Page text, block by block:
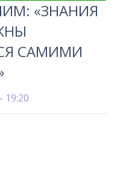
«ЗНАНИЯ
САМИМИ
19:20